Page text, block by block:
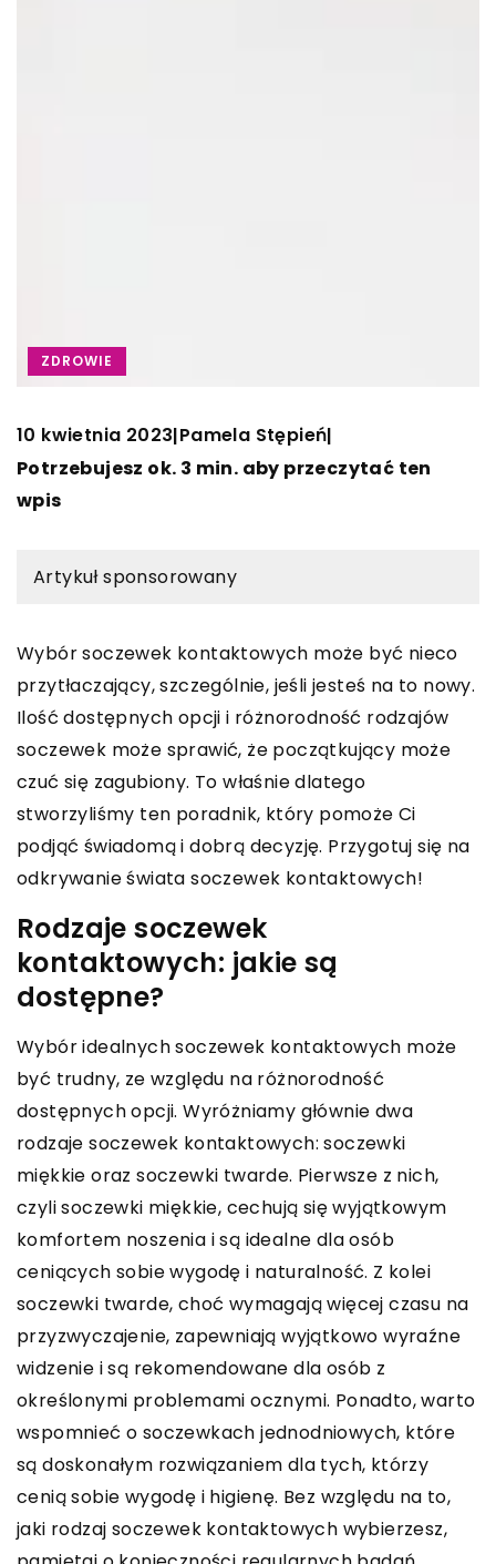
ZDROWIE
10 kwietnia 2023|Pamela Stępień|
Potrzebujesz ok. 3 min. aby przeczytać ten
wpis
Artykuł sponsorowany
Wybór soczewek kontaktowych może być nieco
przytłaczający, szczególnie, jeśli jesteś na to nowy.
Ilość dostępnych opcji i różnorodność rodzajów
soczewek może sprawić, że początkujący może
czuć się zagubiony. To właśnie dlatego
stworzyliśmy ten poradnik, który pomoże Ci
podjąć świadomą i dobrą decyzję. Przygotuj się na
odkrywanie świata soczewek kontaktowych!
Rodzaje soczewek
kontaktowych: jakie są
dostępne?
Wybór idealnych soczewek kontaktowych może
być trudny, ze względu na różnorodność
dostępnych opcji. Wyróżniamy głównie dwa
rodzaje soczewek kontaktowych: soczewki
miękkie oraz soczewki twarde. Pierwsze z nich,
czyli soczewki miękkie, cechują się wyjątkowym
komfortem noszenia i są idealne dla osób
ceniących sobie wygodę i naturalność. Z kolei
soczewki twarde, choć wymagają więcej czasu na
przyzwyczajenie, zapewniają wyjątkowo wyraźne
widzenie i są rekomendowane dla osób z
określonymi problemami ocznymi. Ponadto, warto
wspomnieć o soczewkach jednodniowych, które
są doskonałym rozwiązaniem dla tych, którzy
cenią sobie wygodę i higienę. Bez względu na to,
jaki rodzaj soczewek kontaktowych wybierzesz,